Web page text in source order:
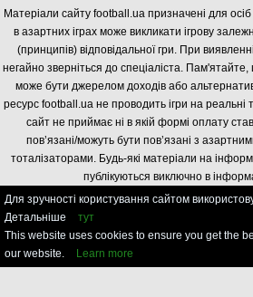
Матеріали сайту football.ua призначені для
в азартних іграх може викликати ігрову
(принципів) відповідальної гри. При
негайно зверніться до спеціаліста.
може бути джерелом доходів або
ресурс football.ua не проводить ігри на реальні
сайт не приймає ні в якій формі оплату
пов’язані/можуть бути пов’язані з
тоталізаторами. Будь-які матеріали на
публікуються виключно в
Для зручності користування сайтом
Детальніше
тут
This website uses cookies to ensure you get the
our website.
Learn more